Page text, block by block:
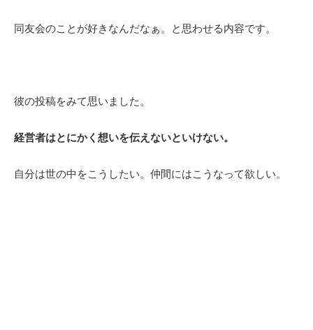
同友会のことが好きなんだなぁ。と思わせる内容です。
彼の投稿をみて思いました。
経営者はとにかく想いを伝えないといけない。
自分は世の中をこうしたい。仲間にはこうなって欲しい。